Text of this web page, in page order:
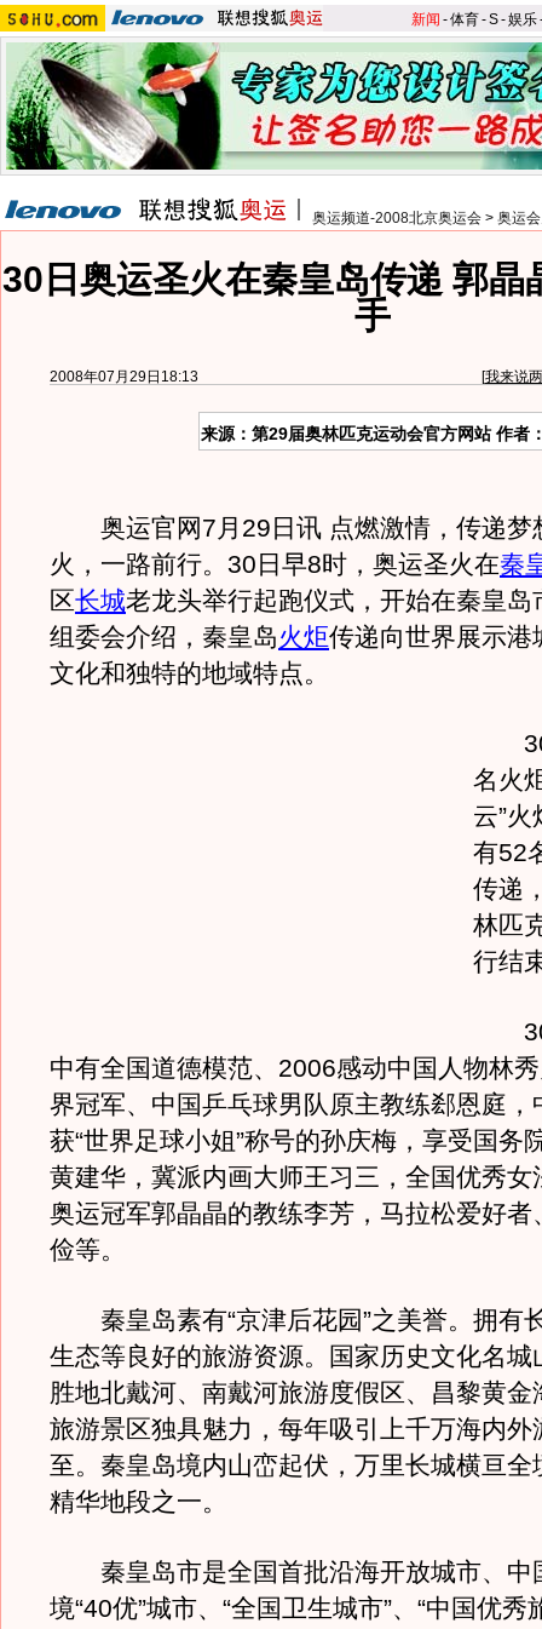
新闻 -体育-S-娱乐
奥运频道-2008北京奥运会 > 奥运
30日奥运圣火在秦皇岛传递 郭晶
手
2008年07月29日18:13 [我来说
来源：第29届奥林匹克运动会官方网站 作者
奥运官网7月29日讯 点燃激情，传递梦
火，一路前行。30日早8时，奥运圣火在秦
区长城老龙头举行起跑仪式，开始在秦皇岛
组委会介绍，秦皇岛火炬传递向世界展示港
文化和独特的地域特点。
30
名火
云”
有52
传递
林匹
行结
30
中有全国道德模范、2006感动中国人物林
界冠军、中国乒乓球男队原主教练郄恩庭，
获“世界足球小姐”称号的孙庆梅，享受国务
黄建华，冀派内画大师王习三，全国优秀女
奥运冠军郭晶晶的教练李芳，马拉松爱好者
俭等。
秦皇岛素有“京津后花园”之美誉。拥有
生态等良好的旅游资源。国家历史文化名城
胜地北戴河、南戴河旅游度假区、昌黎黄金
旅游景区独具魅力，每年吸引上千万海内外
至。秦皇岛境内山峦起伏，万里长城横亘全
精华地段之一。
秦皇岛市是全国首批沿海开放城市、中
境“40优”城市、“全国卫生城市”、“中国优秀